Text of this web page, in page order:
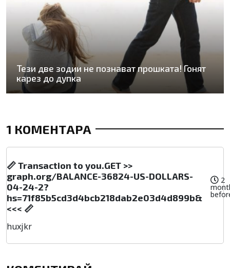
Тези две зодии не познават прошката! Гонят
карез до дупка
1 КОМЕНТАРА
📏 Transaction to you.GET >>
graph.org/BALANCE-36824-US-DOLLARS-
04-24-2?
hs=71f85b5cd3d4bcb218dab2e03d4d899b&
<<< 📏
2
huxjkr